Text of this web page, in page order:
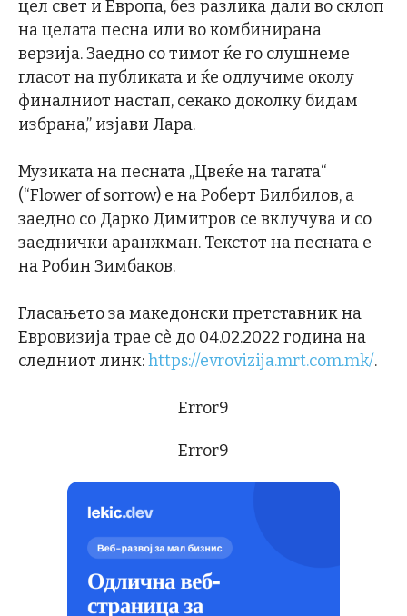
цел свет и Европа, без разлика дали во склоп
на целата песна или во комбинирана
верзија. Заедно со тимот ќе го слушнеме
гласот на публиката и ќе одлучиме околу
финалниот настап, секако доколку бидам
избрана,” изјави Лара.
Музиката на песната „Цвеќе на тагата“
(“Flower of sorrow) е на Роберт Билбилов, а
заедно со Дарко Димитров се вклучува и со
заеднички аранжман. Текстот на песната е
на Робин Зимбаков.
Гласањето за македонски претставник на
Евровизија трае сè до 04.02.2022 година на
следниот линк:https://evrovizija.mrt.com.mk/.
Error9
Error9